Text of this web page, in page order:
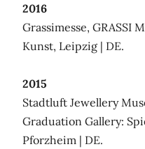
2016
Grassimesse, GRASSI
Kunst, Leipzig | DE.
2015
Stadtluft Jewellery
Graduation Gallery:
Pforzheim | DE.